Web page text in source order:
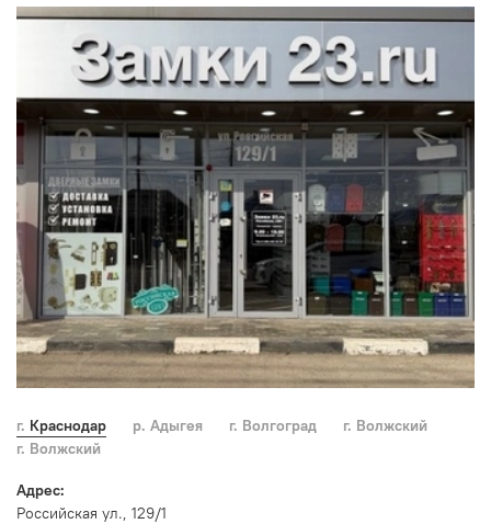
г. Краснодар р. Адыгея г. Волгоград
г. Волжский
г. Волжский
Адрес:
Российская ул., 129/1